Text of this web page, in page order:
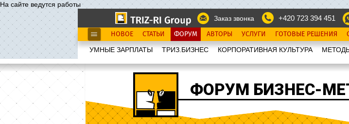
На сайте ведутся работы
Заказ звонка
+420 723 394 451
НОВОЕ СТАТЬИ ФОРУМ АВТОРЫ УСЛУГИ ГОТОВЫЕ РЕШЕНИЯ
УМНЫЕ ЗАРПЛАТЫ ТРИЗ.БИЗНЕС КОРПОРАТИВНАЯ КУЛЬТУРА
ФОРУМ БИЗНЕС-